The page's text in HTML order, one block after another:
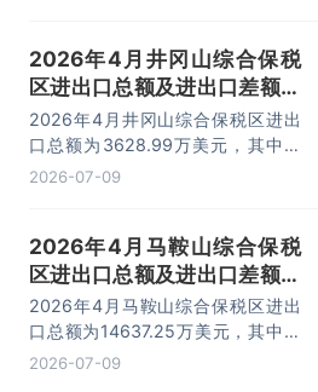
台。
2026年4月井冈山综合保税
区进出口总额及进出口差额统
计分析
2026年4月井冈山综合保税区进出
口总额为3628.99万美元，其中：
出口额为1562.95万美元，进口额为
2026-07-09
2026年4月马鞍山综合保税
区进出口总额及进出口差额统
计分析
2026年4月马鞍山综合保税区进出
口总额为14637.25万美元，其中：
出口额为14365.71万美元，进口额
2026-07-09